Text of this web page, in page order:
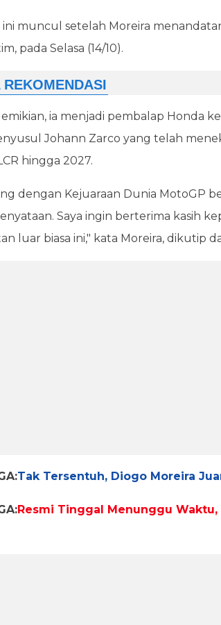
ini muncul setelah Moreira
pada Selasa (14/10).
ia menjadi pembalap Honda
Johann Zarco yang telah
hingga 2027.
dengan Kejuaraan Dunia MotoGP
Saya ingin berterima kasih
luar biasa ini," kata Moreira, dikutip
Tak Tersentuh, Diogo Moreira
Resmi Tinggal Menunggu